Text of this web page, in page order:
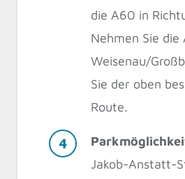
die A60 in
Nehmen Sie die
Weisenau/
Sie der oben
Route.
Jakob-Anstatt-